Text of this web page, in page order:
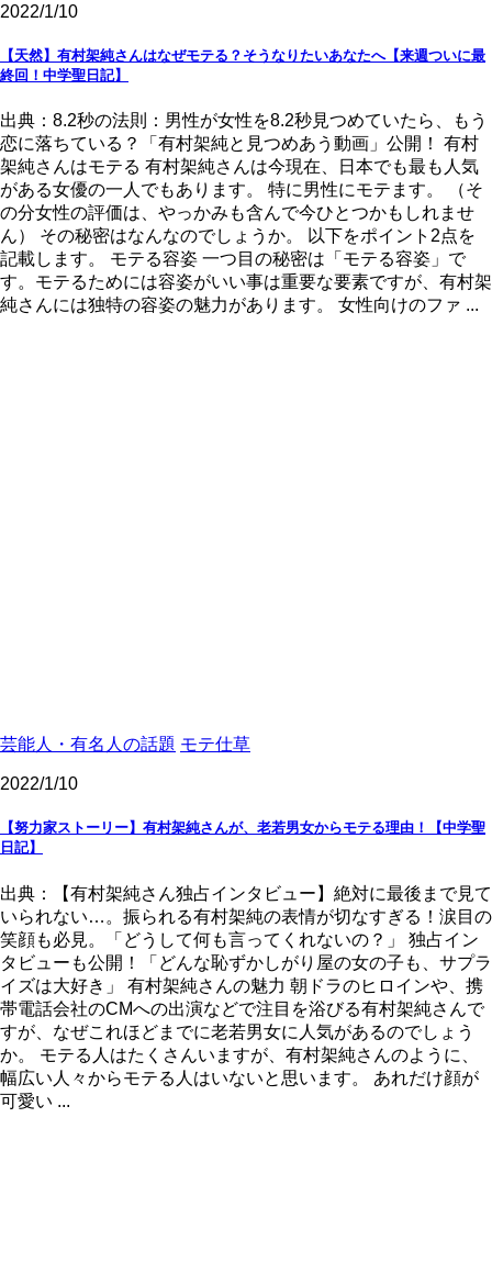
2022/1/10
【天然】有村架純さんはなぜモテる？そうなりたいあなたへ【来週ついに最
終回！中学聖日記】
出典：8.2秒の法則：男性が女性を8.2秒見つめていたら、もう
恋に落ちている？「有村架純と見つめあう動画」公開！ 有村
架純さんはモテる 有村架純さんは今現在、日本でも最も人気
がある女優の一人でもあります。 特に男性にモテます。 （そ
の分女性の評価は、やっかみも含んで今ひとつかもしれませ
ん） その秘密はなんなのでしょうか。 以下をポイント2点を
記載します。 モテる容姿 一つ目の秘密は「モテる容姿」で
す。モテるためには容姿がいい事は重要な要素ですが、有村架
純さんには独特の容姿の魅力があります。 女性向けのファ ...
芸能人・有名人の話題 モテ仕草
2022/1/10
【努力家ストーリー】有村架純さんが、老若男女からモテる理由！【中学聖
日記】
出典：【有村架純さん独占インタビュー】絶対に最後まで見て
いられない…。振られる有村架純の表情が切なすぎる！涙目の
笑顔も必見。「どうして何も言ってくれないの？」 独占イン
タビューも公開！「どんな恥ずかしがり屋の女の子も、サプラ
イズは大好き」 有村架純さんの魅力 朝ドラのヒロインや、携
帯電話会社のCMへの出演などで注目を浴びる有村架純さんで
すが、なぜこれほどまでに老若男女に人気があるのでしょう
か。 モテる人はたくさんいますが、有村架純さんのように、
幅広い人々からモテる人はいないと思います。 あれだけ顔が
可愛い ...